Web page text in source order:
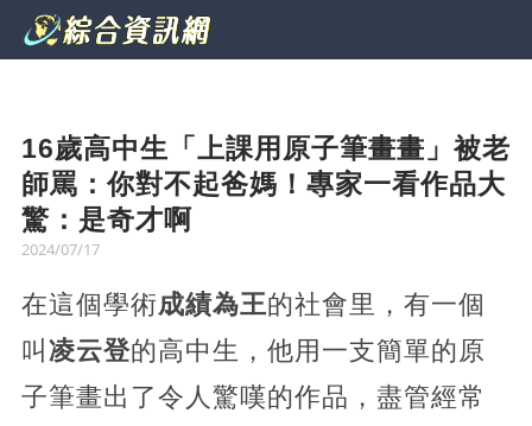
16歲高中生「上課用原子筆畫畫」被老
師罵：你對不起爸媽！專家一看作品大
驚：是奇才啊
2024/07/17
在這個學術成績為王的社會里，有一個
叫 凌云登的高中生，他用一支簡單的原
子筆畫出了令人驚嘆的作品，盡管經常